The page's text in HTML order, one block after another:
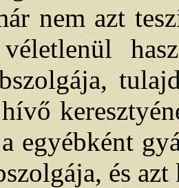
nem azt
egyébként
és